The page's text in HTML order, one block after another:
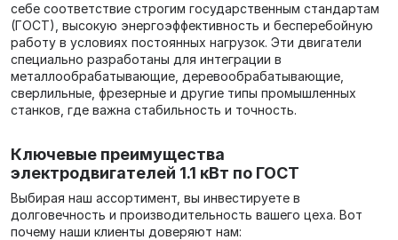
себе соответствие строгим государственным стандартам
(ГОСТ), высокую энергоэффективность и бесперебойную
работу в условиях постоянных нагрузок. Эти двигатели
специально разработаны для интеграции в
металлообрабатывающие, деревообрабатывающие,
сверлильные, фрезерные и другие типы промышленных
станков, где важна стабильность и точность.
Ключевые преимущества
электродвигателей 1.1 кВт по ГОСТ
Выбирая наш ассортимент, вы инвестируете в
долговечность и производительность вашего цеха. Вот
почему наши клиенты доверяют нам: